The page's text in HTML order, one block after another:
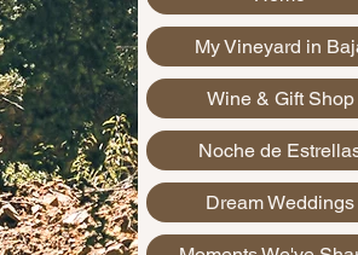
My Vineyard in
Wine & Gift Shop
Noche de
Dream Weddings